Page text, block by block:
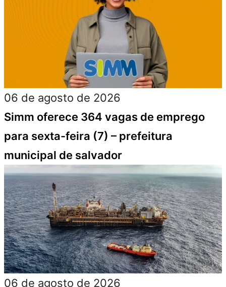
06 de agosto de 2026
Simm oferece 364 vagas de emprego
para sexta-feira (7) – prefeitura
municipal de salvador
06 de agosto de 2026